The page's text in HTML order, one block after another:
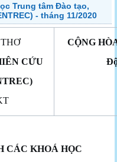
Trung tâm Đào tạo,
- tháng 11/2020
CỨU
CỘNG
CÁC KHOÁ HỌC